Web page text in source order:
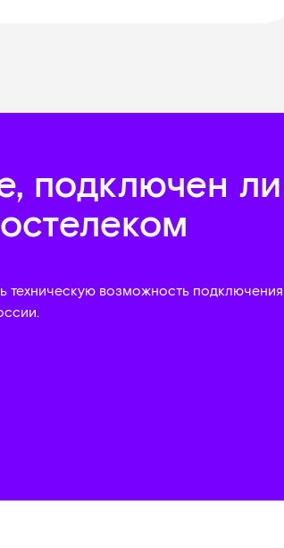
подключен
техническую возможность подключения